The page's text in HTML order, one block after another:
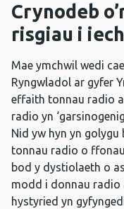
Crynodeb
risgiau i
Mae ymchwil wedi
Ryngwladol ar gyfer
effaith tonnau radio
radio yn
Nid yw hyn yn
tonnau radio o
bod y dystiolaeth o
modd i donnau radio
hystyried yn